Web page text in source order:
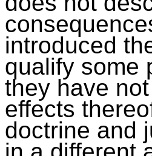
introduced
qualify some
they have
effects
doctrine and